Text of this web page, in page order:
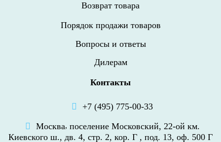
Возврат товара
Порядок продажи товаров
Вопросы и ответы
Дилерам
Контакты
+7 (495) 775-00-33
Москва, поселение Московский, 22-ой км.
Киевского ш., дв. 4, стр. 2, кор. Г , под. 13, оф. 500 Г